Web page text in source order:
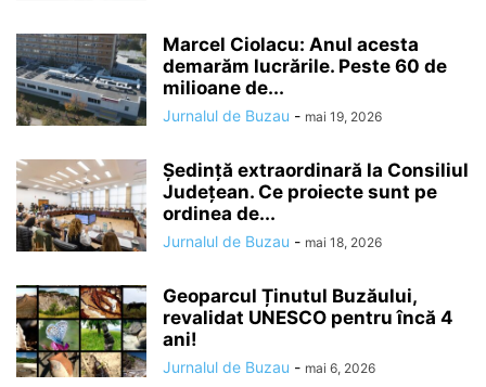
Marcel Ciolacu: Anul acesta
demarăm lucrările. Peste 60 de
milioane de...
Jurnalul de Buzau - mai 19, 2026
Ședință extraordinară la Consiliul
Județean. Ce proiecte sunt pe
ordinea de...
Jurnalul de Buzau - mai 18, 2026
Geoparcul Ținutul Buzăului,
revalidat UNESCO pentru încă 4
ani!
Jurnalul de Buzau - mai 6, 2026